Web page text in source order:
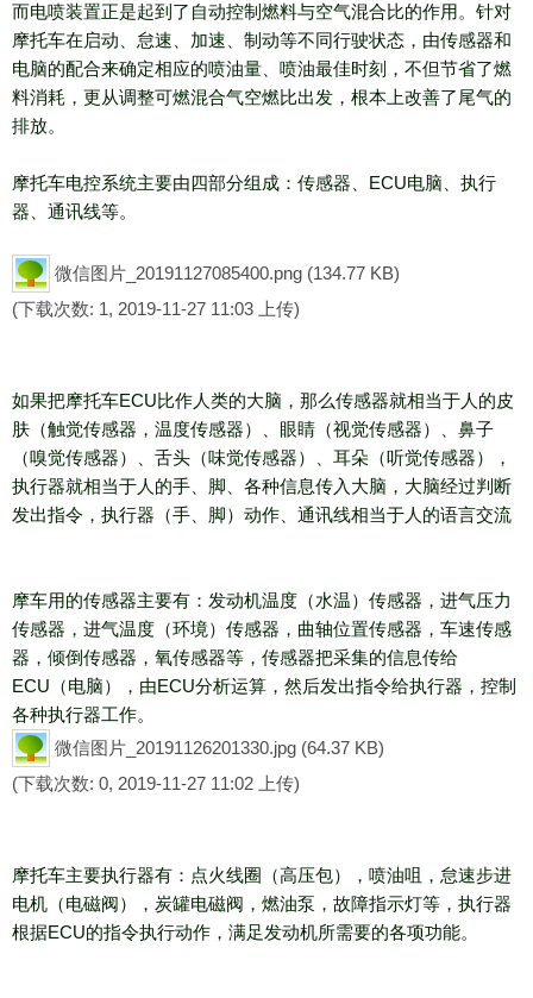
而电喷装置正是起到了自动控制燃料与空气混合比的作用。针对
摩托车在启动、怠速、加速、制动等不同行驶状态，由传感器和
电脑的配合来确定相应的喷油量、喷油最佳时刻，不但节省了燃
料消耗，更从调整可燃混合气空燃比出发，根本上改善了尾气的
排放。
摩托车电控系统主要由四部分组成：传感器、ECU电脑、执行
器、通讯线等。
微信图片_20191127085400.png (134.77 KB)
(下载次数: 1, 2019-11-27 11:03 上传)
如果把摩托车ECU比作人类的大脑，那么传感器就相当于人的皮
肤（触觉传感器，温度传感器）、眼睛（视觉传感器）、鼻子
（嗅觉传感器）、舌头（味觉传感器）、耳朵（听觉传感器），
执行器就相当于人的手、脚、各种信息传入大脑，大脑经过判断
发出指令，执行器（手、脚）动作、通讯线相当于人的语言交流
摩车用的传感器主要有：发动机温度（水温）传感器，进气压力
传感器，进气温度（环境）传感器，曲轴位置传感器，车速传感
器，倾倒传感器，氧传感器等，传感器把采集的信息传给
ECU（电脑），由ECU分析运算，然后发出指令给执行器，控制
各种执行器工作。
微信图片_20191126201330.jpg (64.37 KB)
(下载次数: 0, 2019-11-27 11:02 上传)
摩托车主要执行器有：点火线圈（高压包），喷油咀，怠速步进
电机（电磁阀），炭罐电磁阀，燃油泵，故障指示灯等，执行器
根据ECU的指令执行动作，满足发动机所需要的各项功能。